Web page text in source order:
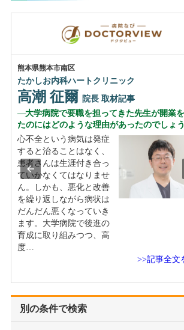
別の条件で検索
熊本県熊本市南区
たかしお内科ハートクリニック
高潮 征爾 院長 取材記事
大学病院で要職を担ってきた先生が開業
たのにはどのような理由があったのでしょ
心不全という病気は発症
すると治ることはなく、
患者さんは生涯付き合っ
ていかなくてはなりませ
ん。しかも、悪化と改善
を繰り返しながら病状は
だんだん悪くなっていき
ます。大学病院で後進の
育成に取り組みつつ、高
度…
>>記事全文